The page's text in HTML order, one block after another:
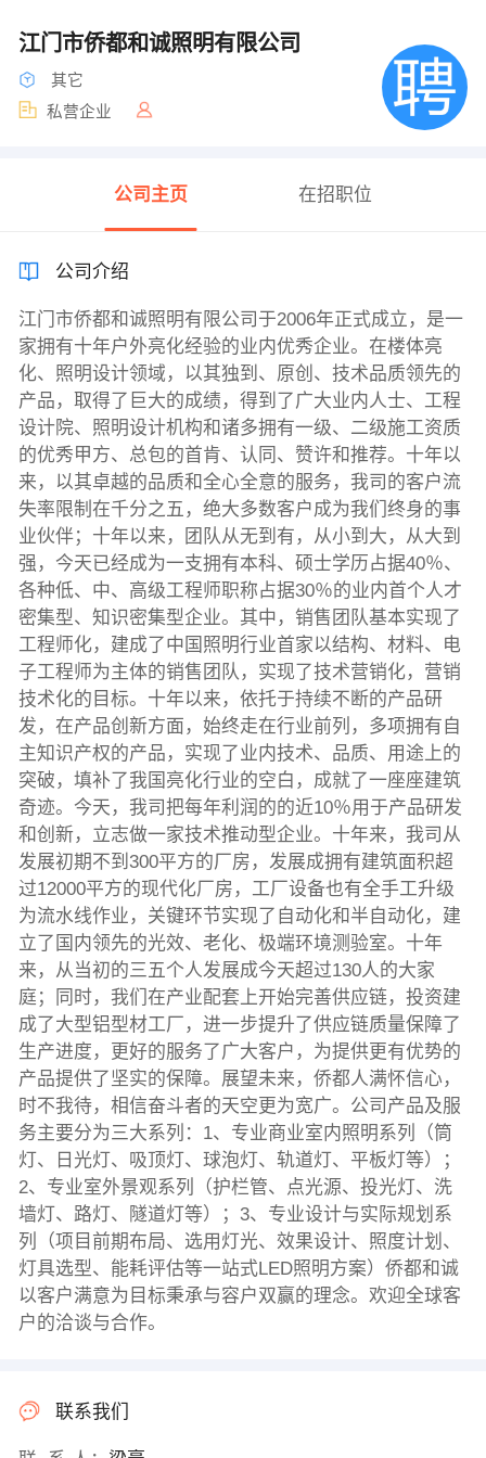
江门市侨都和诚照明有限公司
其它
私营企业
公司主页 在招职位
公司介绍
江门市侨都和诚照明有限公司于2006年正式成立，是一
家拥有十年户外亮化经验的业内优秀企业。在楼体亮
化、照明设计领域，以其独到、原创、技术品质领先的
产品，取得了巨大的成绩，得到了广大业内人士、工程
设计院、照明设计机构和诸多拥有一级、二级施工资质
的优秀甲方、总包的首肯、认同、赞许和推荐。十年以
来，以其卓越的品质和全心全意的服务，我司的客户流
失率限制在千分之五，绝大多数客户成为我们终身的事
业伙伴；十年以来，团队从无到有，从小到大，从大到
强，今天已经成为一支拥有本科、硕士学历占据40％、
各种低、中、高级工程师职称占据30％的业内首个人才
密集型、知识密集型企业。其中，销售团队基本实现了
工程师化，建成了中国照明行业首家以结构、材料、电
子工程师为主体的销售团队，实现了技术营销化，营销
技术化的目标。十年以来，依托于持续不断的产品研
发，在产品创新方面，始终走在行业前列，多项拥有自
主知识产权的产品，实现了业内技术、品质、用途上的
突破，填补了我国亮化行业的空白，成就了一座座建筑
奇迹。今天，我司把每年利润的的近10％用于产品研发
和创新，立志做一家技术推动型企业。十年来，我司从
发展初期不到300平方的厂房，发展成拥有建筑面积超
过12000平方的现代化厂房，工厂设备也有全手工升级
为流水线作业，关键环节实现了自动化和半自动化，建
立了国内领先的光效、老化、极端环境测验室。十年
来，从当初的三五个人发展成今天超过130人的大家
庭；同时，我们在产业配套上开始完善供应链，投资建
成了大型铝型材工厂，进一步提升了供应链质量保障了
生产进度，更好的服务了广大客户，为提供更有优势的
产品提供了坚实的保障。展望未来，侨都人满怀信心，
时不我待，相信奋斗者的天空更为宽广。公司产品及服
务主要分为三大系列：1、专业商业室内照明系列（筒
灯、日光灯、吸顶灯、球泡灯、轨道灯、平板灯等）；
2、专业室外景观系列（护栏管、点光源、投光灯、洗
墙灯、路灯、隧道灯等）；3、专业设计与实际规划系
列（项目前期布局、选用灯光、效果设计、照度计划、
灯具选型、能耗评估等一站式LED照明方案）侨都和诚
以客户满意为目标秉承与容户双赢的理念。欢迎全球客
户的洽谈与合作。
联系我们